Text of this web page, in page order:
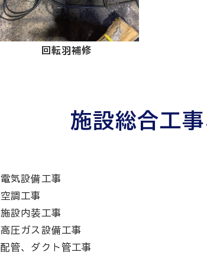
回転羽補修
施設総合工
電気設備工事
空調工事
施設内装工事
高圧ガス設備工事
配管、ダクト管工事